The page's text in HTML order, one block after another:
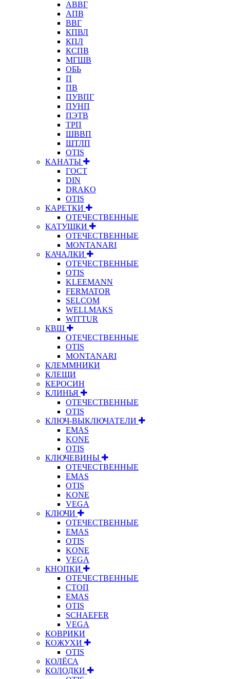
АВВГ
АПВ
ВВГ
КПВЛ
КПЛ
КСПВ
МГШВ
ОБЬ
П
ПВ
ПУВПГ
ПУНП
ПЭТВ
ТРП
ШВВП
ШТЛП
OTIS
КАНАТЫ
ГОСТ
DIN
DRAKO
OTIS
КАРЕТКИ
ОТЕЧЕСТВЕННЫЕ
КАТУШКИ
ОТЕЧЕСТВЕННЫЕ
MONTANARI
КАЧАЛКИ
ОТЕЧЕСТВЕННЫЕ
OTIS
KLEEMANN
FERMATOR
SELCOM
WELLMAKS
WITTUR
КВШ
ОТЕЧЕСТВЕННЫЕ
OTIS
MONTANARI
КЛЕММНИКИ
КЛЕЩИ
КЕРОСИН
КЛИНЬЯ
ОТЕЧЕСТВЕННЫЕ
OTIS
КЛЮЧ-ВЫКЛЮЧАТЕЛИ
EMAS
KONE
OTIS
КЛЮЧЕВИНЫ
ОТЕЧЕСТВЕННЫЕ
EMAS
OTIS
KONE
VEGA
КЛЮЧИ
ОТЕЧЕСТВЕННЫЕ
EMAS
OTIS
KONE
VEGA
КНОПКИ
ОТЕЧЕСТВЕННЫЕ
СТОП
EMAS
OTIS
SCHAEFER
VEGA
КОВРИКИ
КОЖУХИ
OTIS
КОЛЁСА
КОЛОДКИ